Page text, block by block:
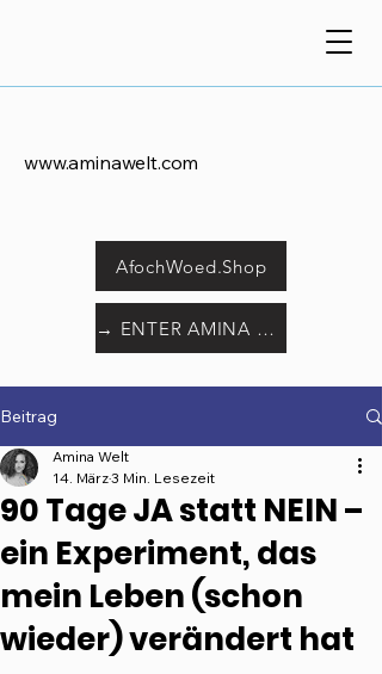
www.aminawelt.com
AfochWoed.Shop
→ ENTER AMINA WORLD
Beitrag
90 Tage JA statt NEIN –
ein Experiment, das
mein Leben (schon
wieder) verändert hat
Amina Welt
14. März3 Min. Lesezeit